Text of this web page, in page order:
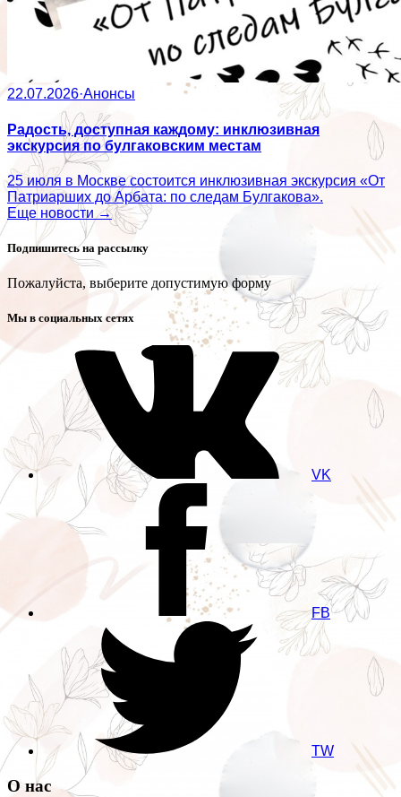
22.07.2026·Анонсы
Радость, доступная каждому: инклюзивная
экскурсия по булгаковским местам
25 июля в Москве состоится инклюзивная экскурсия «От
Патриарших до Арбата: по следам Булгакова».
Еще новости →
Подпишитесь на рассылку
Пожалуйста, выберите допустимую форму
Мы в социальных сетях
VK
FB
TW
О нас